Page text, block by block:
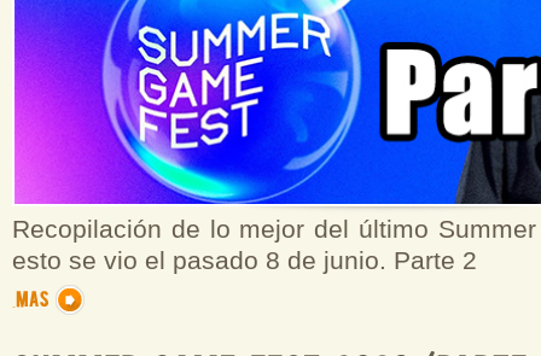
Recopilación de lo mejor del último
esto se vio el pasado 8 de junio. Parte 2